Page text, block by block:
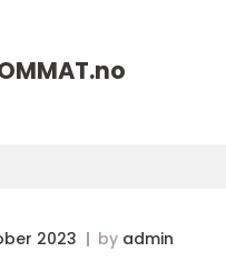
no
2023 by admin